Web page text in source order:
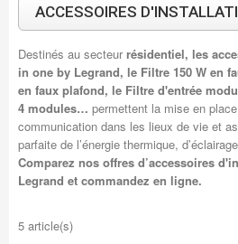
ACCESSOIRES
Destinés au secteurrésidentiel, les
in one by Legrand, le Filtre 150 W en
en faux plafond, le Filtre d'entrée
4 modules… permettent la mise en
communication dans les lieux de vie et
parfaite de l’énergie thermique,
Comparez nos offres d’accessoires
Legrand et commandez en ligne.
5 article(s)